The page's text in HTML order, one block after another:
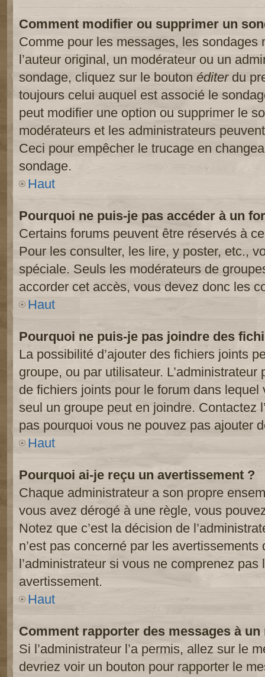
Comment modifier ou supprimer un
Comme pour les messages, les sondages
l’auteur original, un modérateur ou un
sondage, cliquez sur le bouton éditerdu
toujours celui auquel est associé le
peut modifier une option ou supprimer le
modérateurs et les administrateurs
Ceci pour empêcher le trucage en
sondage.
Haut
Pourquoi ne puis-je pas accéder à un
Certains forums peuvent être réservés à
Pour les consulter, les lire, y poster, etc.,
spéciale. Seuls les modérateurs de
accorder cet accès, vous devez donc les
Haut
Pourquoi ne puis-je pas joindre des
La possibilité d’ajouter des fichiers joints
groupe, ou par utilisateur. L’administrateur
de fichiers joints pour le forum dans
seul un groupe peut en joindre. Contactez
pas pourquoi vous ne pouvez pas ajouter
Haut
Pourquoi ai-je reçu un avertissement ?
Chaque administrateur a son propre
vous avez dérogé à une règle, vous
Notez que c’est la décision de
n’est pas concerné par les avertissements
l’administrateur si vous ne comprenez
avertissement.
Haut
Comment rapporter des messages à
Si l’administrateur l’a permis, allez sur le
devriez voir un bouton pour rapporter le